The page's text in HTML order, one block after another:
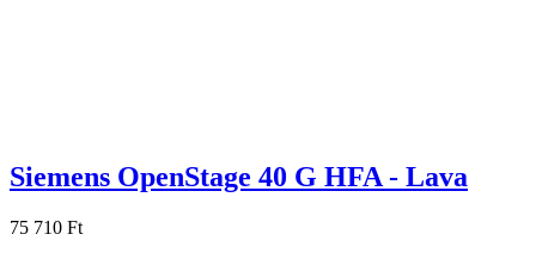
Siemens OpenStage 40 G HFA - Lava
75 710 Ft